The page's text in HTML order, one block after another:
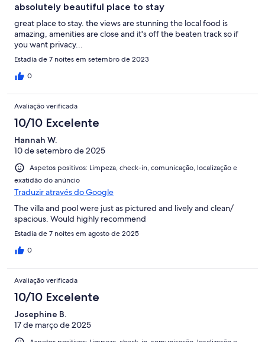
absolutely beautiful place to stay
great place to stay. the views are stunning the local food is
amazing, amenities are close and it's off the beaten track so if
you want privacy...
Estadia de 7 noites em setembro de 2023
0
Avaliação verificada
10/10 Excelente
Hannah W.
10 de setembro de 2025
Aspetos positivos: Limpeza, check-in, comunicação, localização e
exatidão do anúncio
Traduzir através do Google
The villa and pool were just as pictured and lively and clean/
spacious. Would highly recommend
Estadia de 7 noites em agosto de 2025
0
Avaliação verificada
10/10 Excelente
Josephine B.
17 de março de 2025